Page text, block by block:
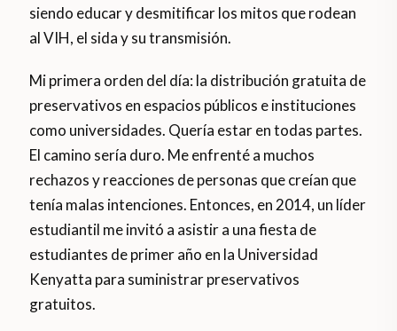
siendo educar y desmitificar los mitos que rodean
al VIH, el sida y su transmisión.
Mi primera orden del día: la distribución gratuita de
preservativos en espacios públicos e instituciones
como universidades. Quería estar en todas partes.
El camino sería duro. Me enfrenté a muchos
rechazos y reacciones de personas que creían que
tenía malas intenciones. Entonces, en 2014, un líder
estudiantil me invitó a asistir a una fiesta de
estudiantes de primer año en la Universidad
Kenyatta para suministrar preservativos
gratuitos.